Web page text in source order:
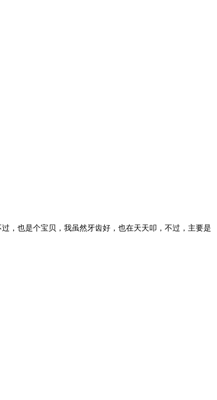
，也是个宝贝，我虽然牙齿好，也在天天叩，不过，主要是